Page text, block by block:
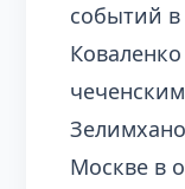
событий
Москве в